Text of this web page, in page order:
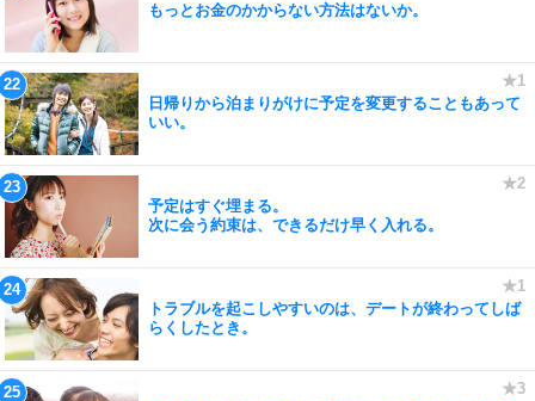
もっとお金のかからない方法はないか。
日帰りから泊まりがけに予定を変更することもあって
いい。
予定はすぐ埋まる。
次に会う約束は、できるだけ早く入れる。
トラブルを起こしやすいのは、デートが終わってしば
らくしたとき。